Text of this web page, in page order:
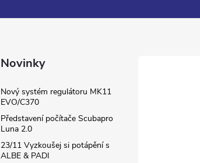
Novinky
Nový systém regulátoru MK11
EVO/C370
Představení počítače Scubapro
Luna 2.0
23/11 Vyzkoušej si potápění s
ALBE & PADI